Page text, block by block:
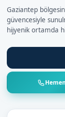
Gaziantep
güvencesiyle
hijyenik ortamda